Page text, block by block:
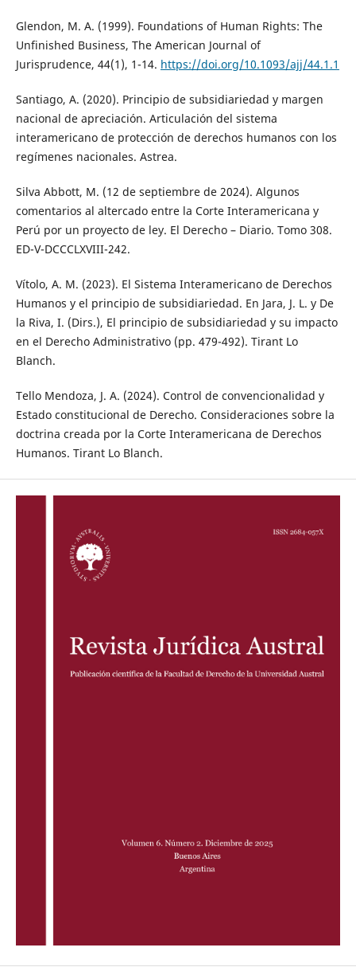
Glendon, M. A. (1999). Foundations of Human Rights: The
Unfinished Business, The American Journal of
Jurisprudence, 44(1), 1-14. https://doi.org/10.1093/ajj/44.1.1
Santiago, A. (2020). Principio de subsidiariedad y margen
nacional de apreciación. Articulación del sistema
interamericano de protección de derechos humanos con los
regímenes nacionales. Astrea.
Silva Abbott, M. (12 de septiembre de 2024). Algunos
comentarios al altercado entre la Corte Interamericana y
Perú por un proyecto de ley. El Derecho – Diario. Tomo 308.
ED-V-DCCCLXVIII-242.
Vítolo, A. M. (2023). El Sistema Interamericano de Derechos
Humanos y el principio de subsidiariedad. En Jara, J. L. y De
la Riva, I. (Dirs.), El principio de subsidiariedad y su impacto
en el Derecho Administrativo (pp. 479-492). Tirant Lo
Blanch.
Tello Mendoza, J. A. (2024). Control de convencionalidad y
Estado constitucional de Derecho. Consideraciones sobre la
doctrina creada por la Corte Interamericana de Derechos
Humanos. Tirant Lo Blanch.